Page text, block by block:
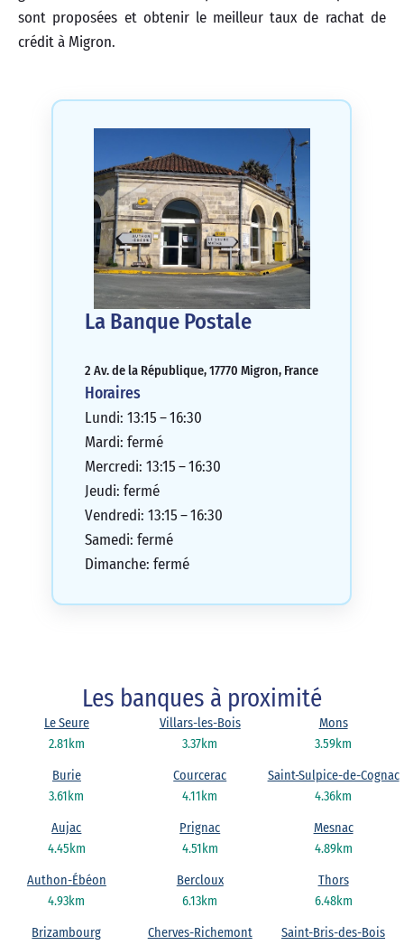
sont proposées et obtenir le meilleur taux de rachat de
crédit à Migron.
La Banque Postale
2 Av. de la République, 17770 Migron, France
Horaires
Lundi: 13:15 – 16:30
Mardi: fermé
Mercredi: 13:15 – 16:30
Jeudi: fermé
Vendredi: 13:15 – 16:30
Samedi: fermé
Dimanche: fermé
Les banques à proximité
2.81km
Le Seure
3.37km
Villars-les-Bois
3.59km
Mons
3.61km
Burie
4.11km
Courcerac
4.36km
Saint-Sulpice-de-Cognac
4.45km
Aujac
4.51km
Prignac
4.89km
Mesnac
4.93km
Authon-Ébéon
6.13km
Bercloux
6.48km
Thors
Brizambourg
Cherves-Richemont
Saint-Bris-des-Bois